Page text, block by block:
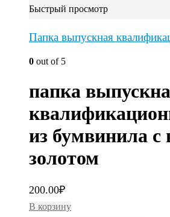
Быстрый просмотр
Папка выпускная
0 out of 5
папка
из бумвинила с
золотом
200.00₽
В корзину